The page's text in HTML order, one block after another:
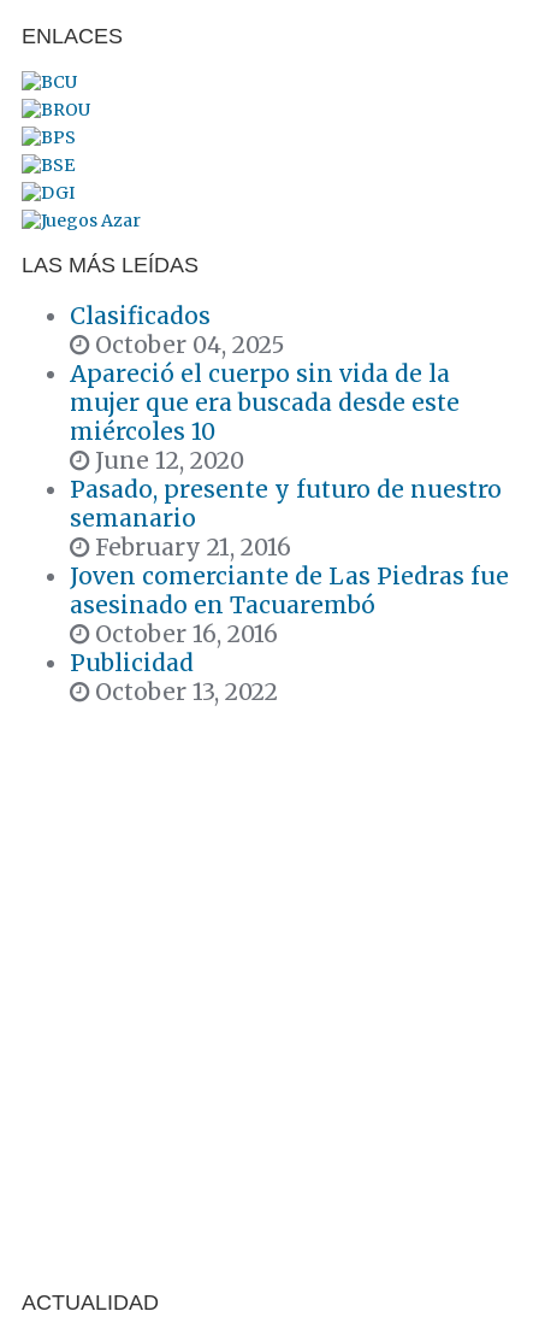
ENLACES
LAS MÁS LEÍDAS
Clasificados
October 04, 2025
Apareció el cuerpo sin vida de la
mujer que era buscada desde este
miércoles 10
June 12, 2020
Pasado, presente y futuro de nuestro
semanario
February 21, 2016
Joven comerciante de Las Piedras fue
asesinado en Tacuarembó
October 16, 2016
Publicidad
October 13, 2022
ACTUALIDAD